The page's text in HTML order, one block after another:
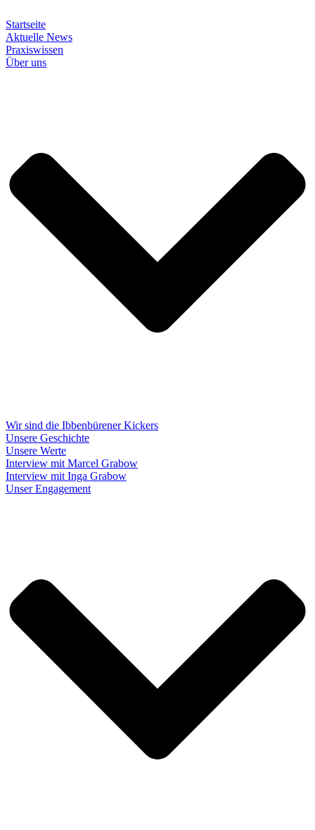
Startseite
Aktuelle News
Praxiswissen
Über uns
Wir sind die Ibbenbürener Kickers
Unsere Geschichte
Unsere Werte
Interview mit Marcel Grabow
Interview mit Inga Grabow
Unser Engagement